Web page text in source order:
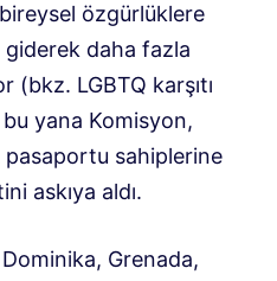
özgürlüklere
giderek daha fazla
(bkz. LGBTQ karşıtı
yana Komisyon,
sahiplerine
askıya aldı.
Grenada,